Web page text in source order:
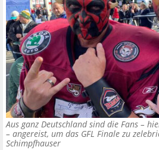
Aus ganz Deutschland sind die Fans –
– angereist, um das GFL Finale zu
Schimpfhauser